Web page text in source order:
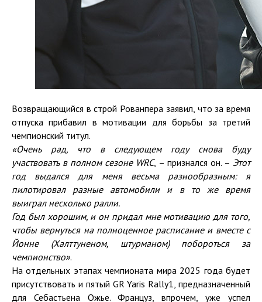
Возвращающийся в строй Рованпера заявил, что за время
отпуска прибавил в мотивации для борьбы за третий
чемпионский титул.
«Очень рад, что в следующем году снова буду
участвовать в полном сезоне WRC, – признался он. – Этот
год выдался для меня весьма разнообразным: я
пилотировал разные автомобили и в то же время
выиграл несколько ралли.
Год был хорошим, и он придал мне мотивацию для того,
чтобы вернуться на полноценное расписание и вместе с
Йонне (Халттуненом, штурманом) побороться за
чемпионство».
На отдельных этапах чемпионата мира 2025 года будет
присутствовать и пятый GR Yaris Rally1, предназначенный
для Себастьена Ожье. Француз, впрочем, уже успел